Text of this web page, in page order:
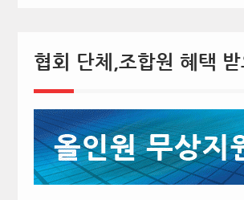
협회 단체,조합원 혜택